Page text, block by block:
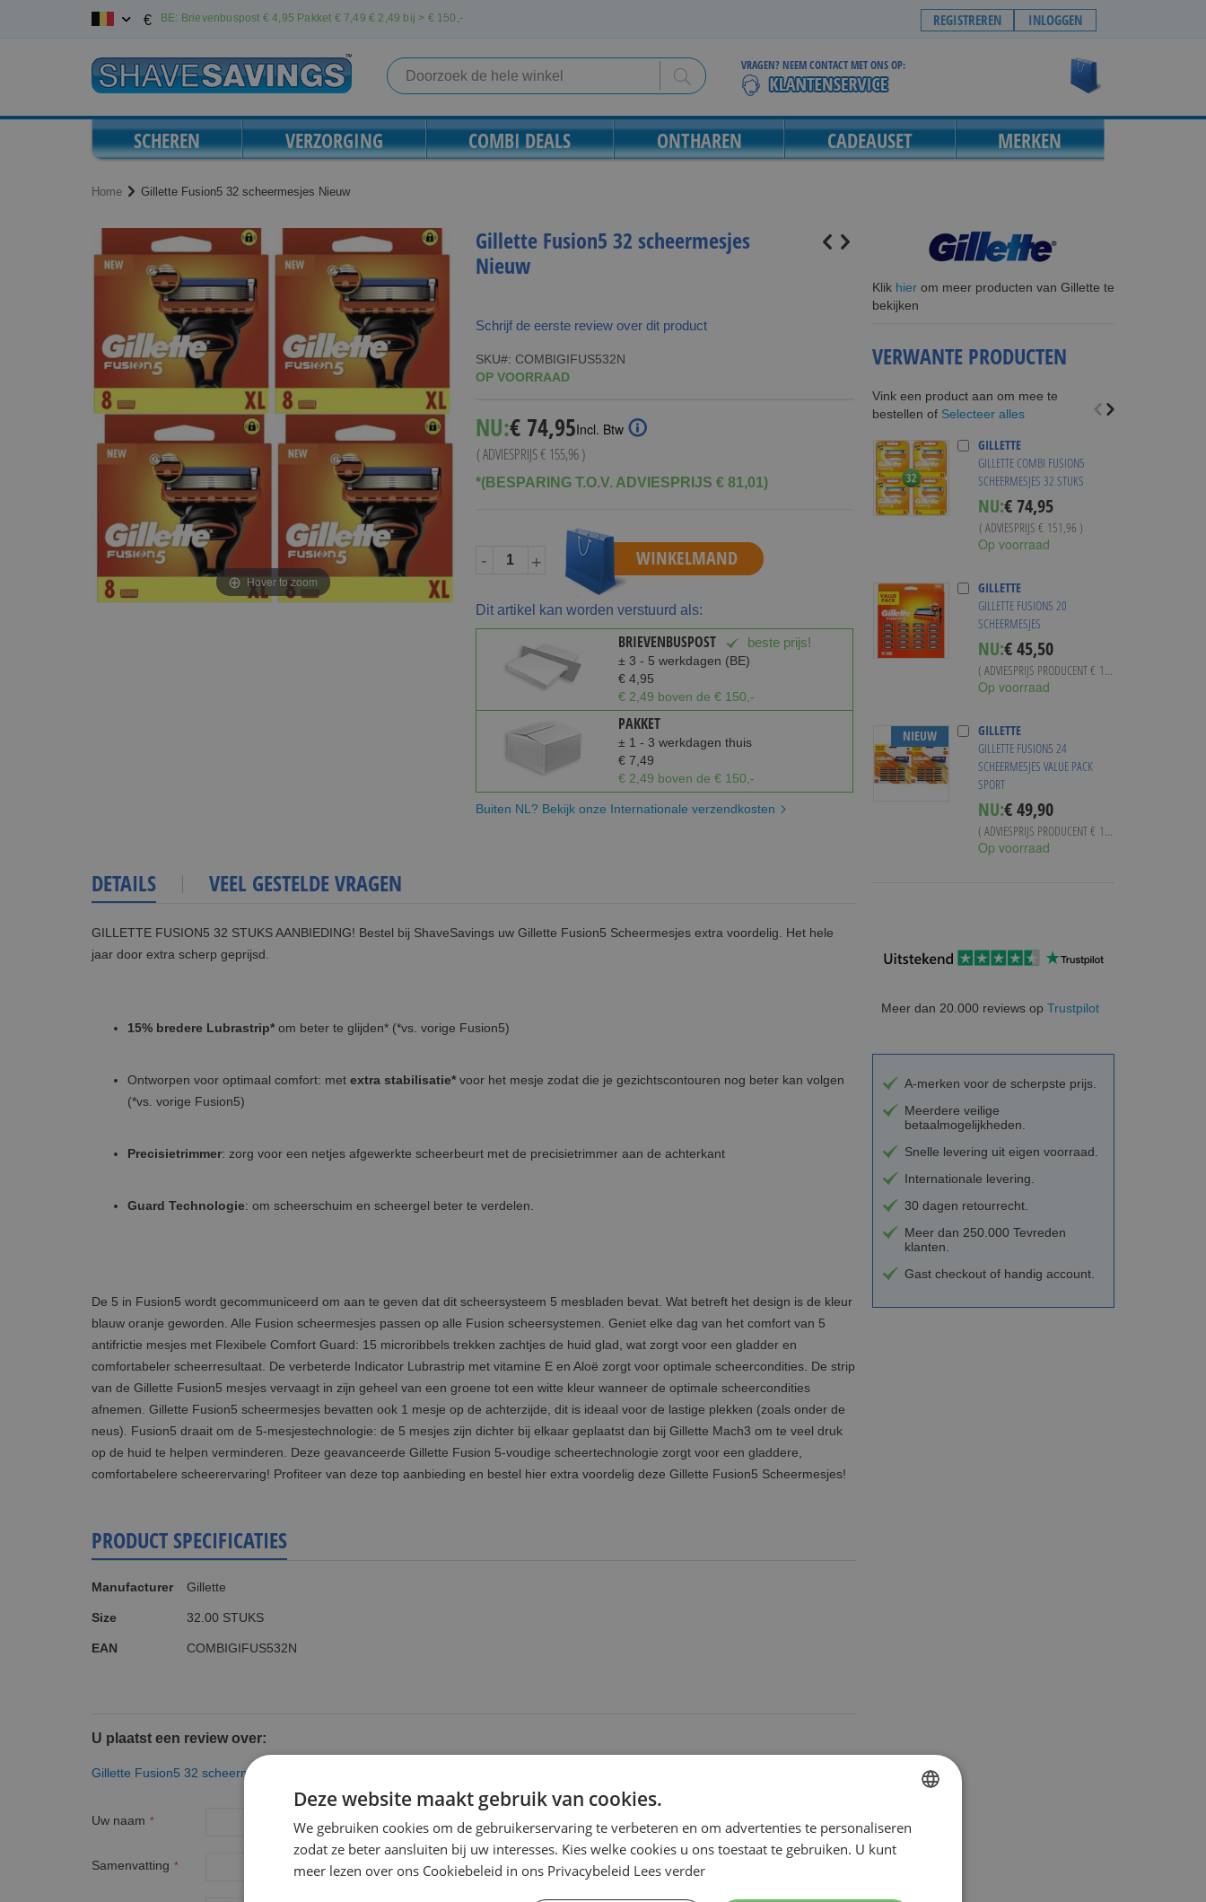
inhoud
€ BE: Brievenbuspost € 4,95 Pakket € 7,49 € 2,49 bij > €150,- REGISTREREN INLOGGEN
Search
VRAGEN? NEEM CONTACT MET ONS OP:
SCHEREN VERZORGING COMBI DEALS ONTHAREN CADEAUSET MERKEN
Home Gillette Fusion5 32 scheermesjes Nieuw
naar
het
afbeeldingen-
gallerij
naar
het
afbeeldingen-
gallerij
Hover to zoom
Gillette Fusion5 32 scheermesjes
Nieuw
Schrijf de eerste review over dit product
SKU
COMBIGIFUS532N
OP VOORRAAD
NU:Special
Price
€ 74,95Incl. Btw
( ADVIESPRIJS€ 155,96)
*(BESPARING T.O.V. ADVIESPRIJS € 81,01)
- + WINKELMAND
Dit artikel kan worden verstuurd als:
BRIEVENBUSPOST beste prijs!
± 3 - 5 werkdagen (BE)
€ 4,95
€ 2,49 boven de € 150,-
PAKKET
± 1 - 3 werkdagen thuis
€ 7,49
€ 2,49 boven de € 150,-
Buiten NL? Bekijk onze Internationale verzendkosten
Klik hierom meer producten van Gillette te
bekijken
VERWANTE PRODUCTEN
Vink een product aan om mee te
bestellen of Selecteer alles
GILLETTE
GILLETTE COMBI FUSION5
SCHEERMESJES 32 STUKS
NU:Special
Price
€ 74,95
( ADVIESPRIJS € 151,96 )
Op voorraad
GILLETTE
GILLETTE FUSION5 20
SCHEERMESJES
NU:€ 45,50
( ADVIESPRIJS PRODUCENT€ 102,78
Op voorraad
NIEUW
GILLETTE
GILLETTE FUSION5 24
SCHEERMESJES VALUE PACK
SPORT
NU:€ 49,90
( ADVIESPRIJS PRODUCENT€ 119,94
Op voorraad
Meer dan 20.000 reviews op Trustpilot
A-merken voor de scherpste prijs.
Meerdere veilige
betaalmogelijkheden.
Snelle levering uit eigen voorraad.
Internationale levering.
30 dagen retourrecht.
Meer dan 250.000 Tevreden
klanten.
Gast checkout of handig account.
DETAILS
GILLETTE FUSION5 32 STUKS AANBIEDING! Bestel bij ShaveSavings uw Gillette Fusion5 Scheermesjes extra voordelig. Het hele
jaar door extra scherp geprijsd.
15% bredere Lubrastrip* om beter te glijden* (*vs. vorige Fusion5)
Ontworpen voor optimaal comfort: met extra stabilisatie* voor het mesje zodat die je gezichtscontouren nog beter kan volgen
(*vs. vorige Fusion5)
Precisietrimmer: zorg voor een netjes afgewerkte scheerbeurt met de precisietrimmer aan de achterkant
Guard Technologie: om scheerschuim en scheergel beter te verdelen.
De 5 in Fusion5 wordt gecommuniceerd om aan te geven dat dit scheersysteem 5 mesbladen bevat. Wat betreft het design is de kleur
blauw oranje geworden. Alle Fusion scheermesjes passen op alle Fusion scheersystemen. Geniet elke dag van het comfort van 5
antifrictie mesjes met Flexibele Comfort Guard: 15 microribbels trekken zachtjes de huid glad, wat zorgt voor een gladder en
comfortabeler scheerresultaat. De verbeterde Indicator Lubrastrip met vitamine E en Aloë zorgt voor optimale scheercondities. De strip
van de Gillette Fusion5 mesjes vervaagt in zijn geheel van een groene tot een witte kleur wanneer de optimale scheercondities
afnemen. Gillette Fusion5 scheermesjes bevatten ook 1 mesje op de achterzijde, dit is ideaal voor de lastige plekken (zoals onder de
neus). Fusion5 draait om de 5-mesjestechnologie: de 5 mesjes zijn dichter bij elkaar geplaatst dan bij Gillette Mach3 om te veel druk
op de huid te helpen verminderen. Deze geavanceerde Gillette Fusion 5-voudige scheertechnologie zorgt voor een gladdere,
comfortabelere scheerervaring! Profiteer van deze top aanbieding en bestel hier extra voordelig deze Gillette Fusion5 Scheermesjes!
VEEL GESTELDE VRAGEN
PRODUCT SPECIFICATIES
informatie
Manufacturer Gillette
Size 32.00 STUKS
EAN COMBIGIFUS532N
U plaatst een review over:
Gillette Fusion5 32 scheermesjes Nieuw
Uw naam
Samenvatting
DUTCH
ENGLISH
Deze website maakt gebruik van cookies.
We gebruiken cookies om de gebruikerservaring te verbeteren en om advertenties te personaliseren
zodat ze beter aansluiten bij uw interesses. Kies welke cookies u ons toestaat te gebruiken. U kunt
meer lezen over ons Cookiebeleid in ons Privacybeleid Lees verder